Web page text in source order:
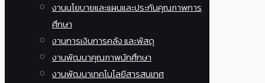
งานนโยบายและแผนและประกันคุณภาพการ
ศึกษา
งานการเงินการคลัง และพัสดุ
งานพัฒนาคุณภาพนักศึกษา
งานพัฒนาเทคโนโลยีสารสนเทศ